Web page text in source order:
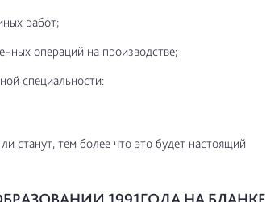
работ;
операций на производстве;
специальности:
станут, тем более что это будет настоящий